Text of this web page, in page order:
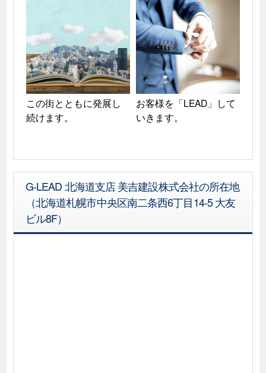
この街とともに発展し
続けます。
お客様を「LEAD」して
いきます。
G-LEAD 北海道支店 美吉建設株式会社の所在地
（北海道札幌市中央区南二条西6丁目14-5 大友
ビル8F）